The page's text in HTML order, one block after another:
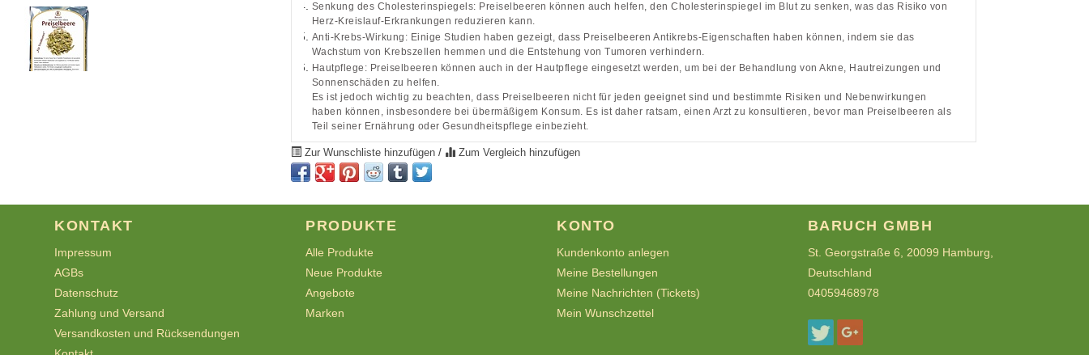
Senkung des Cholesterinspiegels: Preiselbeeren können auch helfen, den Cholesterinspiegel im Blut zu senken, was das Risiko von
Herz-Kreislauf-Erkrankungen reduzieren kann.
Anti-Krebs-Wirkung: Einige Studien haben gezeigt, dass Preiselbeeren Antikrebs-Eigenschaften haben können, indem sie das
Wachstum von Krebszellen hemmen und die Entstehung von Tumoren verhindern.
Hautpflege: Preiselbeeren können auch in der Hautpflege eingesetzt werden, um bei der Behandlung von Akne, Hautreizungen und
Sonnenschäden zu helfen.
Es ist jedoch wichtig zu beachten, dass Preiselbeeren nicht für jeden geeignet sind und bestimmte Risiken und Nebenwirkungen
haben können, insbesondere bei übermäßigem Konsum. Es ist daher ratsam, einen Arzt zu konsultieren, bevor man Preiselbeeren als
Teil seiner Ernährung oder Gesundheitspflege einbezieht.
Zur Wunschliste hinzufügen / Zum Vergleich hinzufügen
KONTAKT
Impressum
AGBs
Datenschutz
Zahlung und Versand
Versandkosten und Rücksendungen
PRODUKTE
Alle Produkte
Neue Produkte
Angebote
Marken
KONTO
Kundenkonto anlegen
Meine Bestellungen
Meine Nachrichten (Tickets)
Mein Wunschzettel
BARUCH GMBH
St. Georgstraße 6, 20099 Hamburg,
Deutschland
04059468978